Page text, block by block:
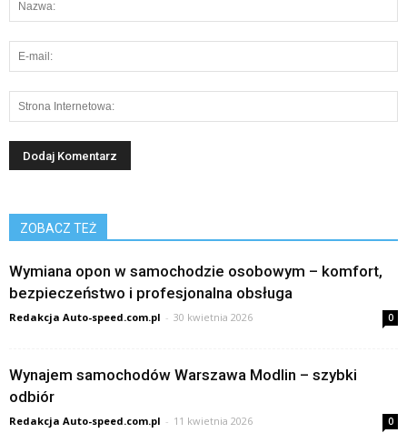
ZOBACZ TEŻ
Wymiana opon w samochodzie osobowym – komfort,
bezpieczeństwo i profesjonalna obsługa
Redakcja Auto-speed.com.pl - 30 kwietnia 2026 0
Wynajem samochodów Warszawa Modlin – szybki
odbiór
Redakcja Auto-speed.com.pl - 11 kwietnia 2026 0